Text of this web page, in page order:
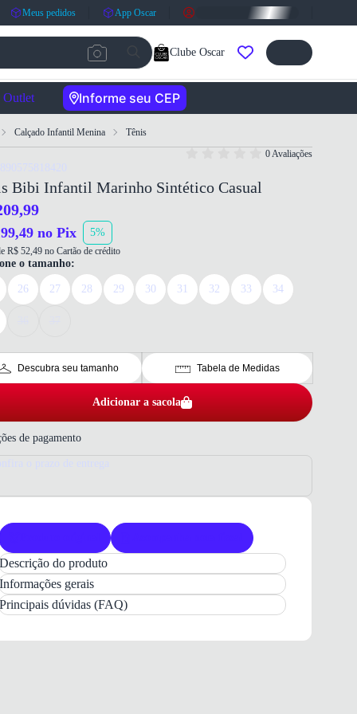
Meus pedidos App Oscar
Clube Oscar
Outlet Informe seu CEP
Calçado Infantil Menina
Tênis
0 Avaliações
Bibi Infantil Marinho Sintético Casual
no Pix 5%
R$ 52,49 no Cartão de crédito
o tamanho:
26 27 28 29 30 31 32 33 34
Descubra seu tamanho Tabela de Medidas
Adicionar a sacola
de pagamento
o prazo de entrega
do produto
Tênis Bibi Infantil Marinho
Estilopara o Dia a Dia
para acompanhar o ritmo das crianças com total
gerais
dúvidas (FAQ)